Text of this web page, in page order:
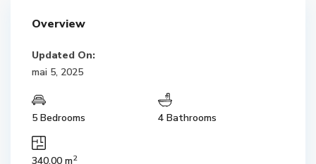
Overview
Updated On:
mai 5, 2025
5 Bedrooms 4 Bathrooms
340.00 m2